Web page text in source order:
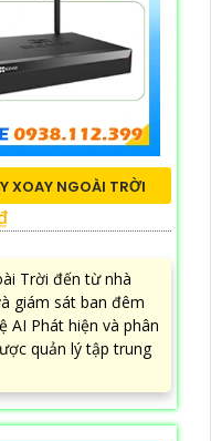
XOAY NGOÀI TRỜI
Trời đến từ nhà
giám sát ban đêm
AI Phát hiện và phân
quản lý tập trung